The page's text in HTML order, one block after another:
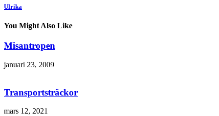
Ulrika
You Might Also Like
Misantropen
januari 23, 2009
Transportsträckor
mars 12, 2021